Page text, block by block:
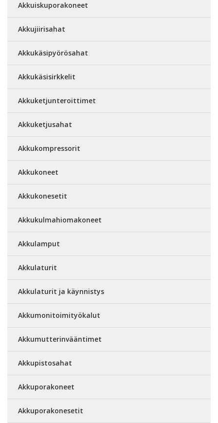
Akkuiskuporakoneet
Akkujiirisahat
Akkukäsipyörösahat
Akkukäsisirkkelit
Akkuketjunteroittimet
Akkuketjusahat
Akkukompressorit
Akkukoneet
Akkukonesetit
Akkukulmahiomakoneet
Akkulamput
Akkulaturit
Akkulaturit ja käynnistys
Akkumonitoimityökalut
Akkumutterinvääntimet
Akkupistosahat
Akkuporakoneet
Akkuporakonesetit